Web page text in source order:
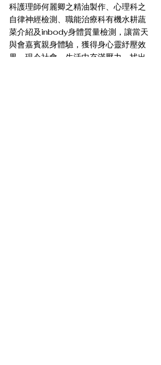
科護理師何麗卿之精油製作、心理科之
自律神經檢測、職能治療科有機水耕蔬
菜介紹及inbody身體質量檢測，讓當天
與會嘉賓親身體驗，獲得身心靈紓壓效
果。現今社會，生活中充滿壓力，找出